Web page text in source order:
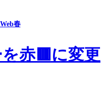
春
赤🟥に変更